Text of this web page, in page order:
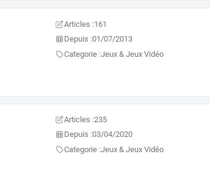
Articles :161
Depuis :01/07/2013
Categorie :Jeux & Jeux Vidéo
Articles :235
Depuis :03/04/2020
Categorie :Jeux & Jeux Vidéo